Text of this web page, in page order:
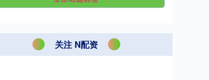
关注 N配资